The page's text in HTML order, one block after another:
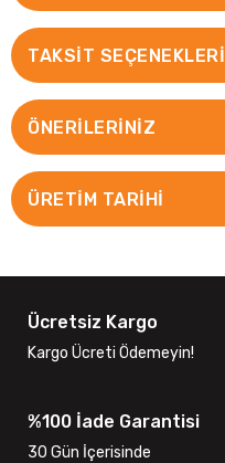
TAKSIT SEÇENEKLERI
ÖNERILERINIZ
ÜRETİM TARİHİ
Ücretsiz Kargo
Kargo Ücreti Ödemeyin!
%100 İade Garantisi
30 Gün İçerisinde